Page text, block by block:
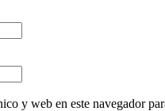
y web en este navegador